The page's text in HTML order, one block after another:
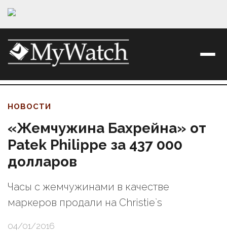
НОВОСТИ
«Жемчужина Бахрейна» от
Patek Philippe за 437 000
долларов
Часы с жемчужинами в качестве
маркеров продали на Christie`s
04/01/2016